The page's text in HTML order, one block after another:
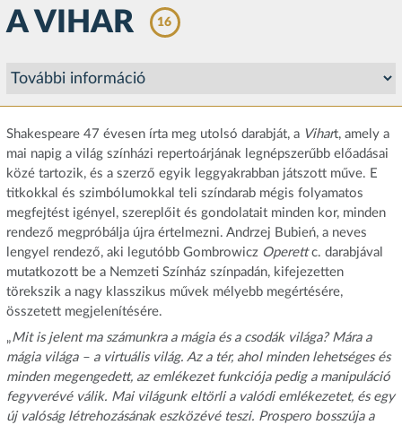
A VIHAR 16
Shakespeare 47 évesen írta meg utolsó darabját, a Vihart, amely a
mai napig a világ színházi repertoárjának legnépszerűbb előadásai
közé tartozik, és a szerző egyik leggyakrabban játszott műve. E
titkokkal és szimbólumokkal teli színdarab mégis folyamatos
megfejtést igényel, szereplőit és gondolatait minden kor, minden
rendező megpróbálja újra értelmezni. Andrzej Bubień, a neves
lengyel rendező, aki legutóbb Gombrowicz Operettc. darabjával
mutatkozott be a Nemzeti Színház színpadán, kifejezetten
törekszik a nagy klasszikus művek mélyebb megértésére,
összetett megjelenítésére.
„Mit is jelent ma számunkra a mágia és a csodák világa? Mára a
mágia világa – a virtuális világ. Az a tér, ahol minden lehetséges és
minden megengedett, az emlékezet funkciója pedig a manipuláció
fegyverévé válik. Mai világunk eltörli a valódi emlékezetet, és egy
új valóság létrehozásának eszközévé teszi. Prospero bosszúja a